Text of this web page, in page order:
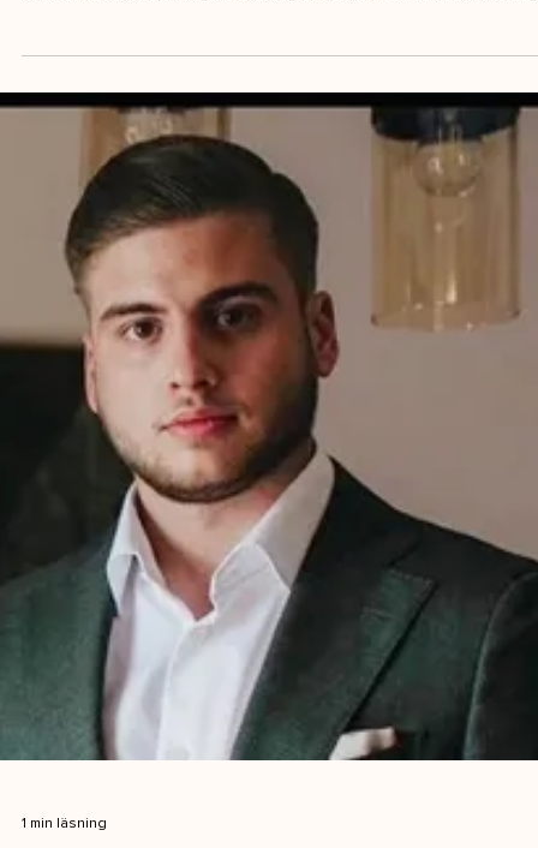
Varför interimslösningar ger störst effekt
inför bokslut
Bokslutsperioden är för många företag årets mest intensiva
Under Q4-Q1 ökar mängden avstämningar, rapportering och
ofta av sjukfrånvaro, personalförändringar eller projekt som